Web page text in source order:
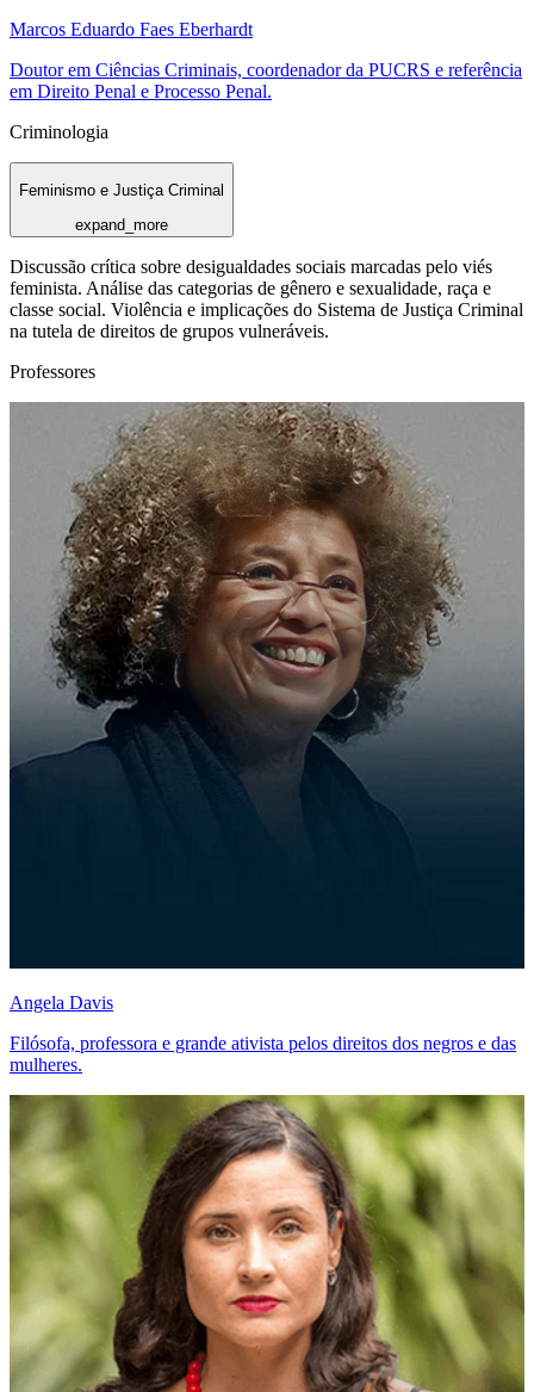
Marcos Eduardo Faes Eberhardt
Doutor em Ciências Criminais, coordenador da PUCRS e referência
em Direito Penal e Processo Penal.
Criminologia
Feminismo e Justiça Criminal
expand_more
Discussão crítica sobre desigualdades sociais marcadas pelo viés
feminista. Análise das categorias de gênero e sexualidade, raça e
classe social. Violência e implicações do Sistema de Justiça Criminal
na tutela de direitos de grupos vulneráveis.
Professores
Angela Davis
Filósofa, professora e grande ativista pelos direitos dos negros e das
mulheres.